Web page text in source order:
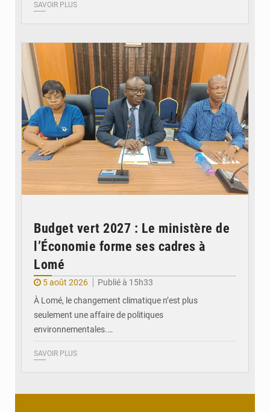
SAVOIR PLUS
Budget vert 2027 : Le ministère de
l’Économie forme ses cadres à
Lomé
5 août 2026
Publié à 15h33
À Lomé, le changement climatique n’est plus
seulement une affaire de politiques
environnementales.…
SAVOIR PLUS